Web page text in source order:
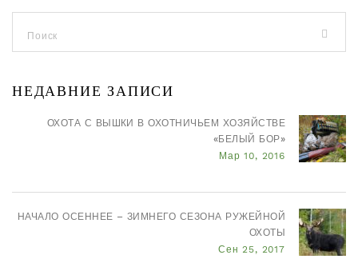
НЕДАВНИЕ ЗАПИСИ
ОХОТА С ВЫШКИ В ОХОТНИЧЬЕМ ХОЗЯЙСТВЕ
«БЕЛЫЙ БОР»
Мар 10, 2016
НАЧАЛО ОСЕННЕЕ – ЗИМНЕГО СЕЗОНА РУЖЕЙНОЙ
ОХОТЫ
Сен 25, 2017